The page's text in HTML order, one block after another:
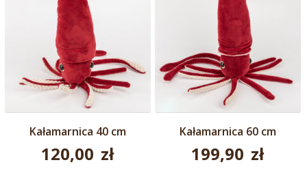
Kałamarnica 40 cm
120,00 zł
Kałamarnica 60 cm
199,90 zł